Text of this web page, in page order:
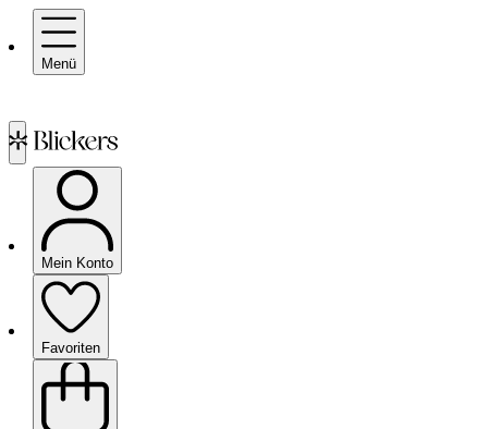
Menü
Mein Konto
Favoriten